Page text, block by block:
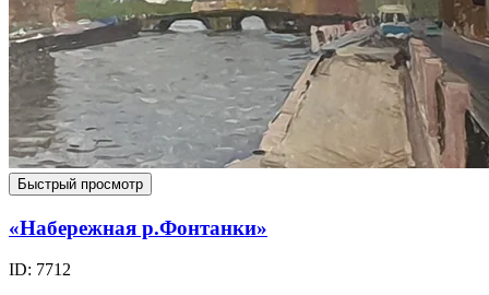
Быстрый просмотр
«Набережная р.Фонтанки»
ID: 7712